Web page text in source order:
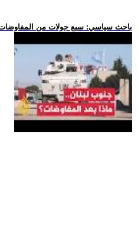
.. باحث سياسي: سبع جولات من